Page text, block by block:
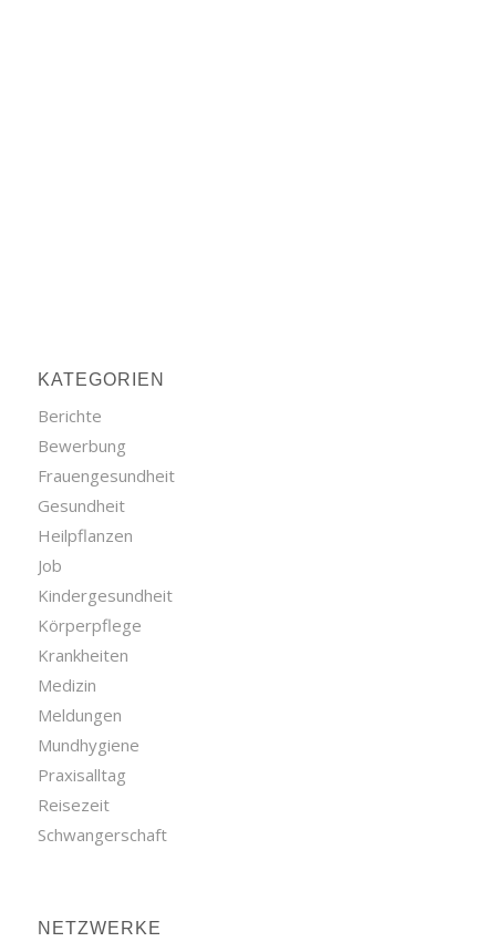
KATEGORIEN
Berichte
Bewerbung
Frauengesundheit
Gesundheit
Heilpflanzen
Job
Kindergesundheit
Körperpflege
Krankheiten
Medizin
Meldungen
Mundhygiene
Praxisalltag
Reisezeit
Schwangerschaft
NETZWERKE